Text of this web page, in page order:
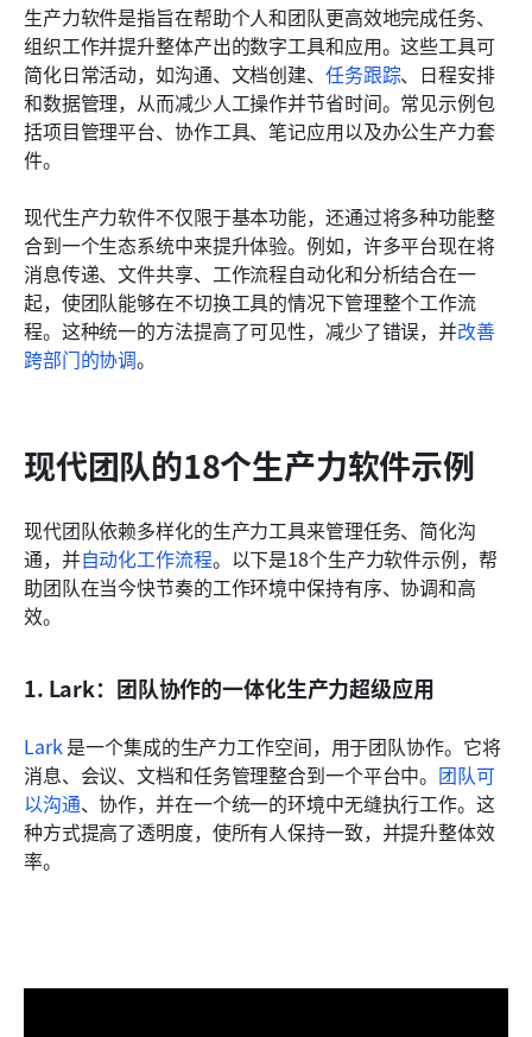
生产力软件是指旨在帮助个人和团队更高效地完成任务、
组织工作并提升整体产出的数字工具和应用。这些工具可
简化日常活动，如沟通、文档创建、 任务跟踪、日程安排
和数据管理，从而减少人工操作并节省时间。常见示例包
括项目管理平台、协作工具、笔记应用以及办公生产力套
件。
现代生产力软件不仅限于基本功能，还通过将多种功能整
合到一个生态系统中来提升体验。例如，许多平台现在将
消息传递、文件共享、工作流程自动化和分析结合在一
起，使团队能够在不切换工具的情况下管理整个工作流
程。这种统一的方法提高了可见性，减少了错误，并改善
跨部门的协调。
现代团队的18个生产力软件示例
现代团队依赖多样化的生产力工具来管理任务、简化沟
通，并自动化工作流程。以下是18个生产力软件示例，帮
助团队在当今快节奏的工作环境中保持有序、协调和高
效。
1. Lark：团队协作的一体化生产力超级应用
Lark 是一个集成的生产力工作空间，用于团队协作。它将
消息、会议、文档和任务管理整合到一个平台中。 团队可
以沟通、协作，并在一个统一的环境中无缝执行工作。这
种方式提高了透明度，使所有人保持一致，并提升整体效
率。